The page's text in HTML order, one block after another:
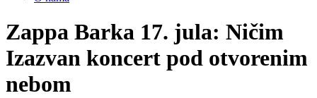
Zappa Barka 17. jula: Ničim
Izazvan koncert pod otvorenim
nebom